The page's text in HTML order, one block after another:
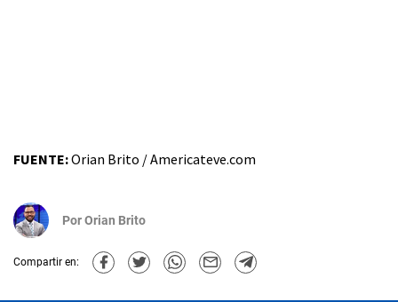
FUENTE:Orian Brito / Americateve.com
PorOrian Brito
Compartir en: